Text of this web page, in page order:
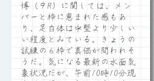
博（９R）に関しては、メン
バーと枠に恵まれた感もあ
り、足自体は中堅より少しい
い程度とみている。きょうの
試練の６枠で真価が問われそ
うだ。気になる最新の水面気
象状況だが、午前10時10分現